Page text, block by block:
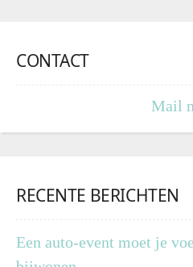
CONTACT
Mail
RECENTE BERICHTEN
Een auto-event moet je